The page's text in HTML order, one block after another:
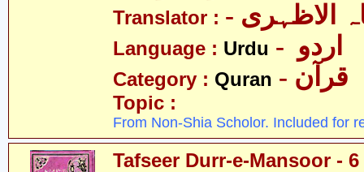
Translator : الاظہری
Language : Urdu
Category : Quran - قرآن
Topic :
From Non-Shia Scholor. Included for
Tafseer Durr-e-Mansoor -